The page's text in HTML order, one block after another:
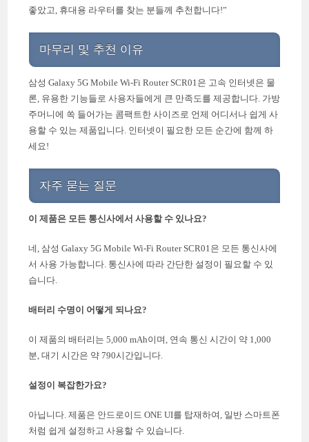
좋았고, 휴대용 라우터를 찾는 분들께 추천합니다!”
마무리 및 추천 이유
삼성 Galaxy 5G Mobile Wi-Fi Router SCR01은 고속 인터넷은 물
론, 유용한 기능들로 사용자들에게 큰 만족도를 제공합니다. 가방
주머니에 쏙 들어가는 콤팩트한 사이즈로 언제 어디서나 쉽게 사
용할 수 있는 제품입니다. 인터넷이 필요한 모든 순간에 함께 하
세요!
자주 묻는 질문
이 제품은 모든 통신사에서 사용할 수 있나요?
네, 삼성 Galaxy 5G Mobile Wi-Fi Router SCR01은 모든 통신사에
서 사용 가능합니다. 통신사에 따라 간단한 설정이 필요할 수 있
습니다.
배터리 수명이 어떻게 되나요?
이 제품의 배터리는 5,000 mAh이며, 연속 통신 시간이 약 1,000
분, 대기 시간은 약 790시간입니다.
설정이 복잡한가요?
아닙니다. 제품은 안드로이드 ONE UI를 탑재하여, 일반 스마트폰
처럼 쉽게 설정하고 사용할 수 있습니다.